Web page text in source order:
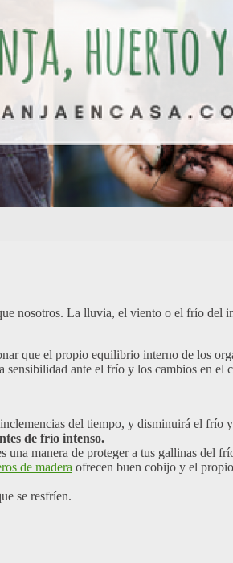
nosotros. La lluvia, el viento o el frío del
que el propio equilibrio interno de los
sensibilidad ante el frío y los cambios en el
del tiempo, y disminuirá el frío
de frío intenso.
una manera de proteger a tus gallinas del
de madera ofrecen buen cobijo y el
se resfríen.